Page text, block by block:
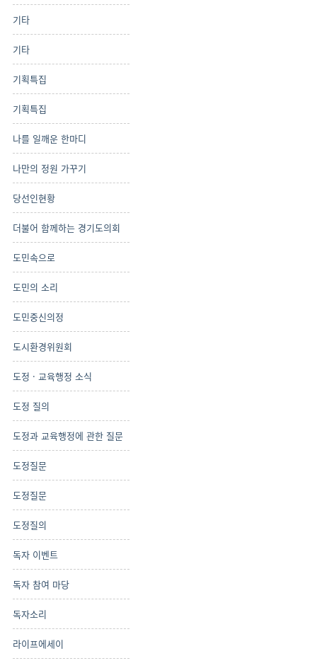
기타
기타
기획특집
기획특집
나를 일깨운 한마디
나만의 정원 가꾸기
당선인현황
더불어 함께하는 경기도의회
도민속으로
도민의 소리
도민중신의정
도시환경위원회
도정 · 교육행정 소식
도정 질의
도정과 교육행정에 관한 질문
도정질문
도정질문
도정질의
독자 이벤트
독자 참여 마당
독자소리
라이프에세이